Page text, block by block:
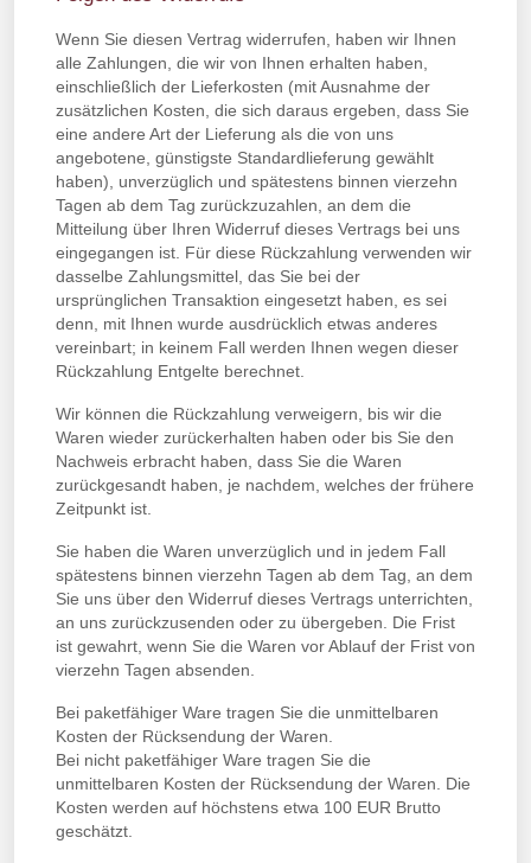
Wenn Sie diesen Vertrag widerrufen, haben wir Ihnen
alle Zahlungen, die wir von Ihnen erhalten haben,
einschließlich der Lieferkosten (mit Ausnahme der
zusätzlichen Kosten, die sich daraus ergeben, dass Sie
eine andere Art der Lieferung als die von uns
angebotene, günstigste Standardlieferung gewählt
haben), unverzüglich und spätestens binnen vierzehn
Tagen ab dem Tag zurückzuzahlen, an dem die
Mitteilung über Ihren Widerruf dieses Vertrags bei uns
eingegangen ist. Für diese Rückzahlung verwenden wir
dasselbe Zahlungsmittel, das Sie bei der
ursprünglichen Transaktion eingesetzt haben, es sei
denn, mit Ihnen wurde ausdrücklich etwas anderes
vereinbart; in keinem Fall werden Ihnen wegen dieser
Rückzahlung Entgelte berechnet.
Wir können die Rückzahlung verweigern, bis wir die
Waren wieder zurückerhalten haben oder bis Sie den
Nachweis erbracht haben, dass Sie die Waren
zurückgesandt haben, je nachdem, welches der frühere
Zeitpunkt ist.
Sie haben die Waren unverzüglich und in jedem Fall
spätestens binnen vierzehn Tagen ab dem Tag, an dem
Sie uns über den Widerruf dieses Vertrags unterrichten,
an uns zurückzusenden oder zu übergeben. Die Frist
ist gewahrt, wenn Sie die Waren vor Ablauf der Frist von
vierzehn Tagen absenden.
Bei paketfähiger Ware tragen Sie die unmittelbaren
Kosten der Rücksendung der Waren.
Bei nicht paketfähiger Ware tragen Sie die
unmittelbaren Kosten der Rücksendung der Waren. Die
Kosten werden auf höchstens etwa 100 EUR Brutto
geschätzt.